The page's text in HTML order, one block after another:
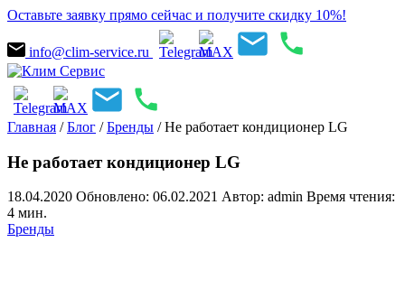
Оставьте заявку прямо сейчас и получите скидку 10%!
info@clim-service.ru
Главная / Блог / Бренды / Не работает кондиционер LG
Не работает кондиционер LG
18.04.2020 Обновлено: 06.02.2021 Автор: admin Время чтения:
4 мин.
Бренды